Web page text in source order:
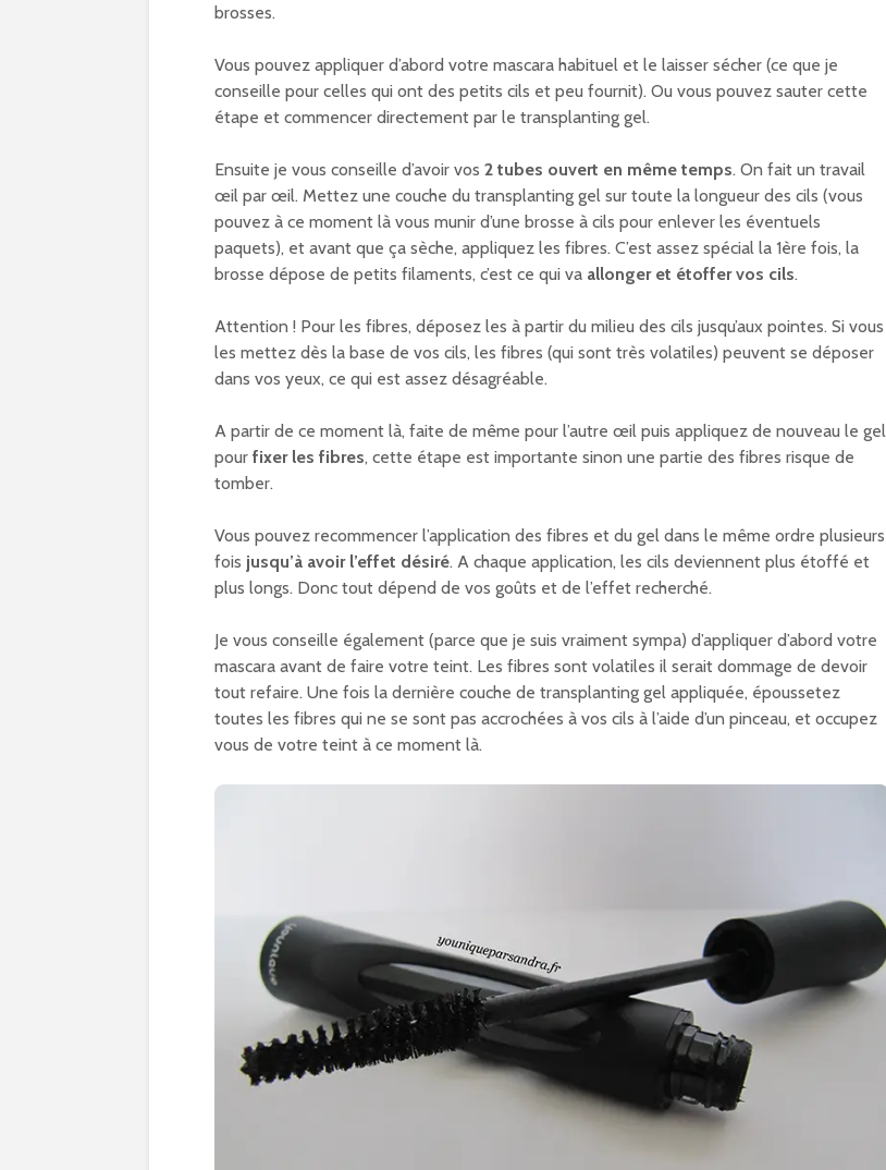
brosses.
Vous pouvez appliquer d’abord votre mascara habituel et le laisser sécher (ce que je
conseille pour celles qui ont des petits cils et peu fournit). Ou vous pouvez sauter cette
étape et commencer directement par le transplanting gel.
Ensuite je vous conseille d’avoir vos 2 tubes ouvert en même temps. On fait un travail
œil par œil. Mettez une couche du transplanting gel sur toute la longueur des cils (vous
pouvez à ce moment là vous munir d’une brosse à cils pour enlever les éventuels
paquets), et avant que ça sèche, appliquez les fibres. C’est assez spécial la 1ère fois, la
brosse dépose de petits filaments, c’est ce qui va allonger et étoffer vos cils.
Attention ! Pour les fibres, déposez les à partir du milieu des cils jusqu’aux pointes. Si vous
les mettez dès la base de vos cils, les fibres (qui sont très volatiles) peuvent se déposer
dans vos yeux, ce qui est assez désagréable.
A partir de ce moment là, faite de même pour l’autre œil puis appliquez de nouveau le gel
pour fixer les fibres, cette étape est importante sinon une partie des fibres risque de
tomber.
Vous pouvez recommencer l’application des fibres et du gel dans le même ordre plusieurs
fois jusqu’à avoir l’effet désiré. A chaque application, les cils deviennent plus étoffé et
plus longs. Donc tout dépend de vos goûts et de l’effet recherché.
Je vous conseille également (parce que je suis vraiment sympa) d’appliquer d’abord votre
mascara avant de faire votre teint. Les fibres sont volatiles il serait dommage de devoir
tout refaire. Une fois la dernière couche de transplanting gel appliquée, époussetez
toutes les fibres qui ne se sont pas accrochées à vos cils à l’aide d’un pinceau, et occupez
vous de votre teint à ce moment là.